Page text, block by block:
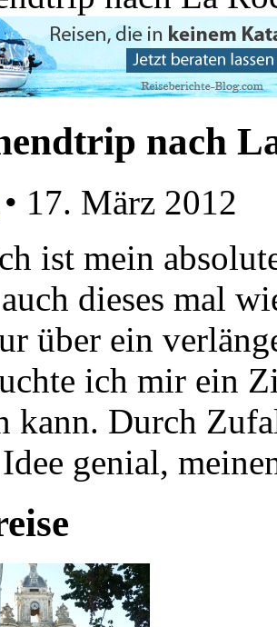
nach
• 17. März 2012
ist mein
dieses mal
über ein
ich mir ein
kann. Durch
genial,